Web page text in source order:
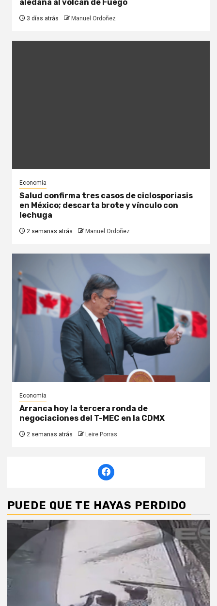
aledaña al volcán de Fuego
3 días atrás Manuel Ordoñez
Economía
Salud confirma tres casos de ciclosporiasis
en México; descarta brote y vínculo con
lechuga
2 semanas atrás Manuel Ordoñez
Economía
Arranca hoy la tercera ronda de
negociaciones del T-MEC en la CDMX
2 semanas atrás Leire Porras
PUEDE QUE TE HAYAS PERDIDO